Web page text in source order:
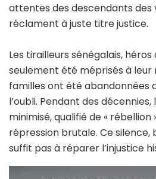
attentes des descendants des
réclament à juste titre justice.
Les tirailleurs sénégalais,
seulement été méprisés à leur
familles ont été abandonnées
l’oubli. Pendant des
minimisé, qualifié de « rébellion
répression brutale. Ce
suffit pas à réparer l’injustice